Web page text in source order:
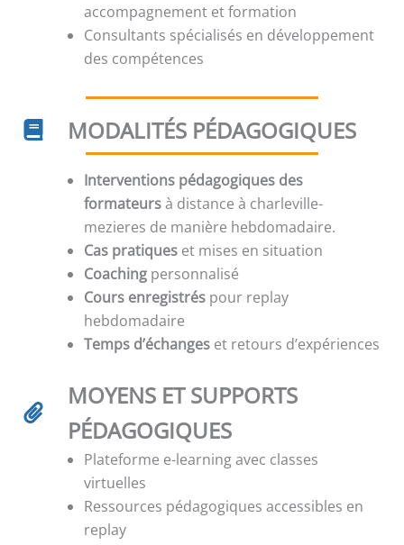
accompagnement et formation
Consultants spécialisés en développement
des compétences
MODALITÉS PÉDAGOGIQUES
Interventions pédagogiques des
formateursà distance à charleville-
mezieres de manière hebdomadaire.
Cas pratiques et mises en situation
Coaching personnalisé
Cours enregistrés pour replay
hebdomadaire
Temps d’échanges et retours d’expériences
MOYENS ET SUPPORTS
PÉDAGOGIQUES
Plateforme e-learning avec classes
virtuelles
Ressources pédagogiques accessibles en
replay